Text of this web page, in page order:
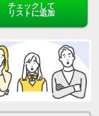
チェックして
リストに追加